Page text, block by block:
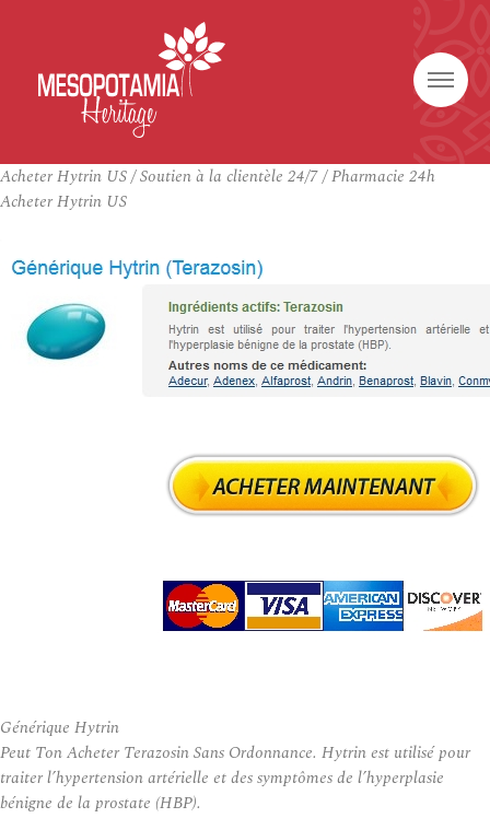
Acheter Hytrin US / Soutien à la clientèle 24/7 / Pharmacie 24h
Acheter Hytrin US
Générique Hytrin
Peut Ton Acheter Terazosin Sans Ordonnance. Hytrin est utilisé pour
traiter l’hypertension artérielle et des symptômes de l’hyperplasie
bénigne de la prostate (HBP).